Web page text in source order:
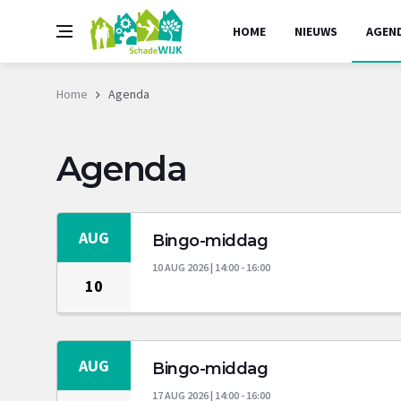
HOME NIEUWS
Home Agenda
Agenda
AUG
10
Bingo-middag
10 AUG 2026 | 14:00 - 16:00
AUG Bingo-middag
17 AUG 2026 | 14:00 - 16:00